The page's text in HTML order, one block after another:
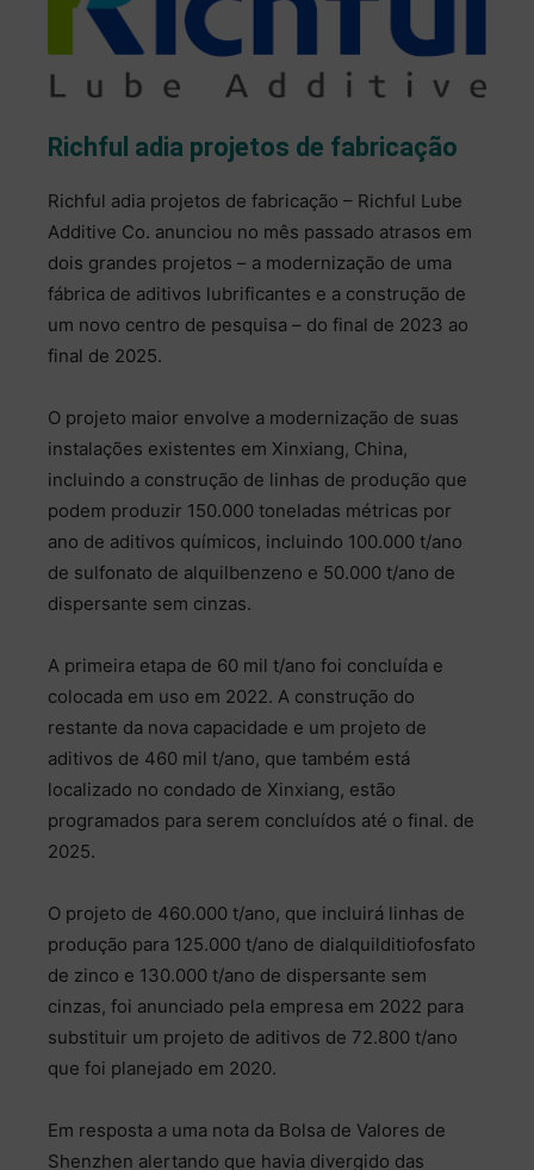
Richful adia projetos de fabricação
Richful adia projetos de fabricação – Richful Lube
Additive Co. anunciou no mês passado atrasos em
dois grandes projetos – a modernização de uma
fábrica de aditivos lubrificantes e a construção de
um novo centro de pesquisa – do final de 2023 ao
final de 2025.
O projeto maior envolve a modernização de suas
instalações existentes em Xinxiang, China,
incluindo a construção de linhas de produção que
podem produzir 150.000 toneladas métricas por
ano de aditivos químicos, incluindo 100.000 t/ano
de sulfonato de alquilbenzeno e 50.000 t/ano de
dispersante sem cinzas.
A primeira etapa de 60 mil t/ano foi concluída e
colocada em uso em 2022. A construção do
restante da nova capacidade e um projeto de
aditivos de 460 mil t/ano, que também está
localizado no condado de Xinxiang, estão
programados para serem concluídos até o final. de
2025.
O projeto de 460.000 t/ano, que incluirá linhas de
produção para 125.000 t/ano de dialquilditiofosfato
de zinco e 130.000 t/ano de dispersante sem
cinzas, foi anunciado pela empresa em 2022 para
substituir um projeto de aditivos de 72.800 t/ano
que foi planejado em 2020.
Em resposta a uma nota da Bolsa de Valores de
Shenzhen alertando que havia divergido das